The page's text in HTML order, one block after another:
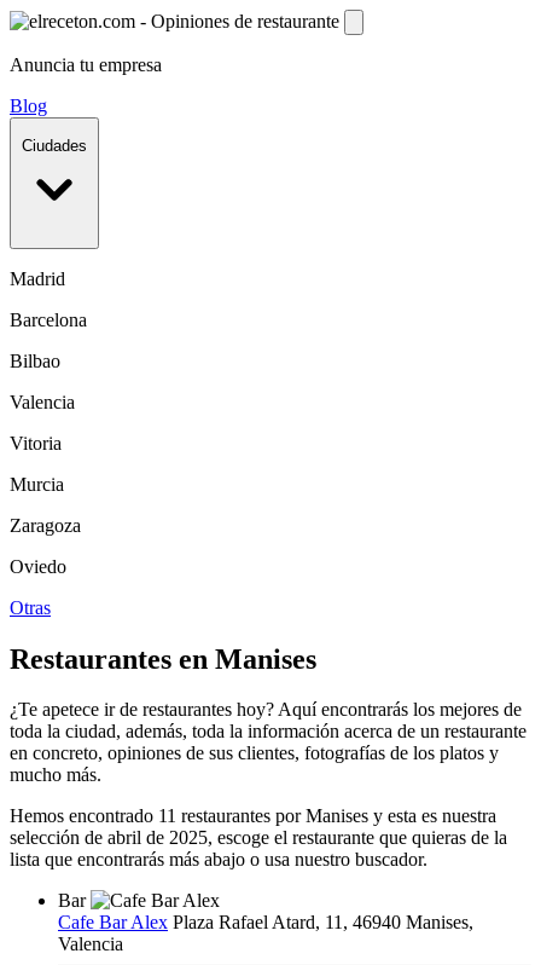
Anuncia tu empresa
Blog
Ciudades
Madrid
Barcelona
Bilbao
Valencia
Vitoria
Murcia
Zaragoza
Oviedo
Otras
Restaurantes en Manises
¿Te apetece ir de restaurantes hoy? Aquí encontrarás los mejores de
toda la ciudad, además, toda la información acerca de un restaurante
en concreto, opiniones de sus clientes, fotografías de los platos y
mucho más.
Hemos encontrado 11 restaurantes por Manises y esta es nuestra
selección de abril de 2025, escoge el restaurante que quieras de la
lista que encontrarás más abajo o usa nuestro buscador.
Bar
Cafe Bar Alex Plaza Rafael Atard, 11, 46940 Manises,
Valencia